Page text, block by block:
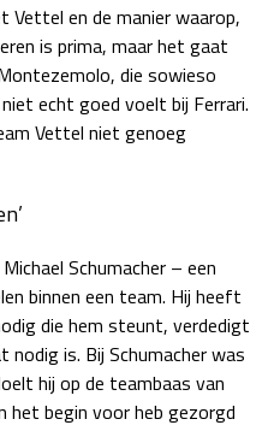
Vettel en de manier waarop,
is prima, maar het gaat
die sowieso
echt goed voelt bij Ferrari.
Vettel niet genoeg
Schumacher – een
binnen een team. Hij heeft
die hem steunt, verdedigt
nodig is. Bij Schumacher was
hij op de teambaas van
het begin voor heb gezorgd